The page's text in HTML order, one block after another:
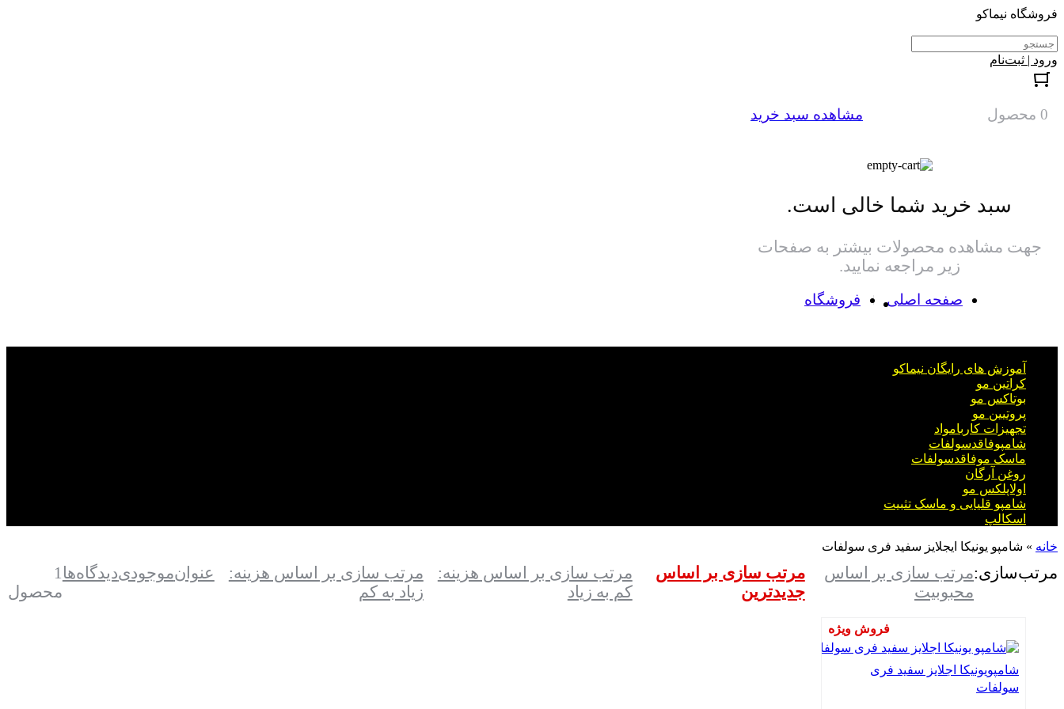
فروشگاه نیماکو
ورود | ثبت‌نام
0 محصول مشاهده سبد خرید
سبد خرید شما خالی است.
جهت مشاهده محصولات بیشتر به صفحات
زیر مراجعه نمایید.
صفحه اصلی فروشگاه
آموزش های رایگان نیماکو
کراتین مو
بوتاکس مو
پروتیین مو
تجهیزات کاربامواد
شامپوفاقدسولفات
ماسک موفاقدسولفات
روغن آرگان
اولاپلکس مو
شامپو قلیایی و ماسک تثبیت
اسکالپ
خانه » شامپو یونیکا ایجلایز سفید فری سولفات
1
محصول
مرتب‌سازی:مرتب سازی بر اساس
محبوبیت
مرتب سازی بر اساس
جدیدترین
مرتب سازی بر اساس هزینه:
کم به زیاد
مرتب سازی بر اساس هزینه:
زیاد به کم
عنوانموجودیدیدگاه‌ها
فروش ویژه
شامپویونیکا اجلایز سفید فری
سولفات